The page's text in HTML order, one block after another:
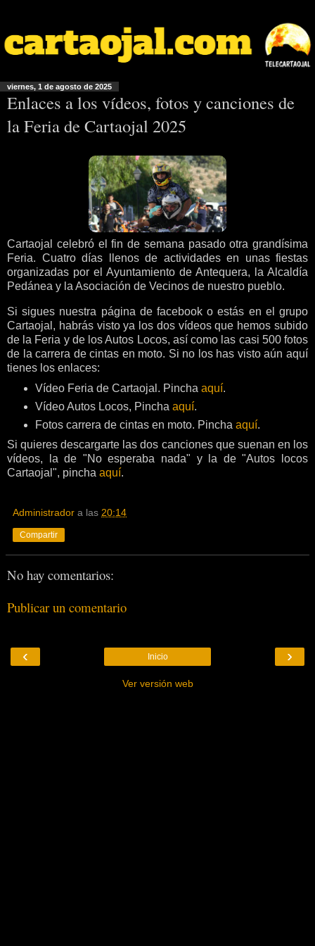
viernes, 1 de agosto de 2025
Enlaces a los vídeos, fotos y canciones de
la Feria de Cartaojal 2025
Cartaojal celebró el fin de semana pasado otra grandísima
Feria. Cuatro días llenos de actividades en unas fiestas
organizadas por el Ayuntamiento de Antequera, la Alcaldía
Pedánea y la Asociación de Vecinos de nuestro pueblo.
Si sigues nuestra página de facebook o estás en el grupo
Cartaojal, habrás visto ya los dos vídeos que hemos subido
de la Feria y de los Autos Locos, así como las casi 500 fotos
de la carrera de cintas en moto. Si no los has visto aún aquí
tienes los enlaces:
Vídeo Feria de Cartaojal. Pincha aquí.
Vídeo Autos Locos, Pincha aquí.
Fotos carrera de cintas en moto. Pincha aquí.
Si quieres descargarte las dos canciones que suenan en los
vídeos, la de "No esperaba nada" y la de "Autos locos
Cartaojal", pincha aquí.
Administrador a las 20:14
Compartir
No hay comentarios:
Publicar un comentario
‹ ›
Inicio
Ver versión web